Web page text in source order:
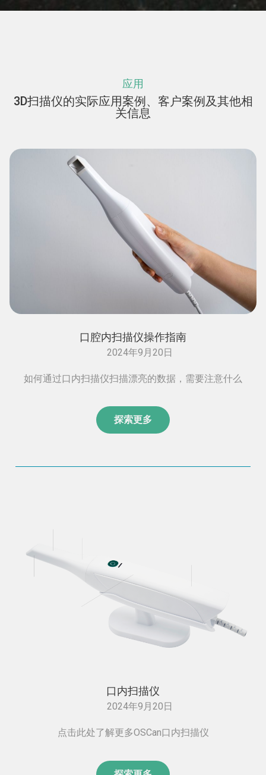
应用
3D扫描仪的实际应用案例、客户案例及其他相
关信息
口腔内扫描仪操作指南
2024年9月20日
如何通过口内扫描仪扫描漂亮的数据，需要注意什么
探索更多
口内扫描仪
2024年9月20日
点击此处了解更多OSCan口内扫描仪